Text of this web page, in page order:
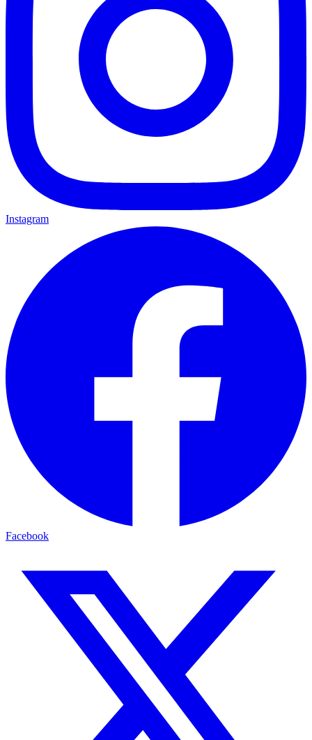
Instagram
Facebook